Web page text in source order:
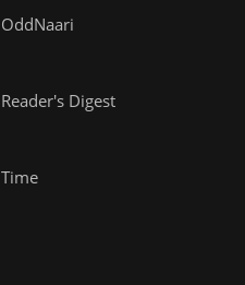
OddNaari
Reader's Digest
Time